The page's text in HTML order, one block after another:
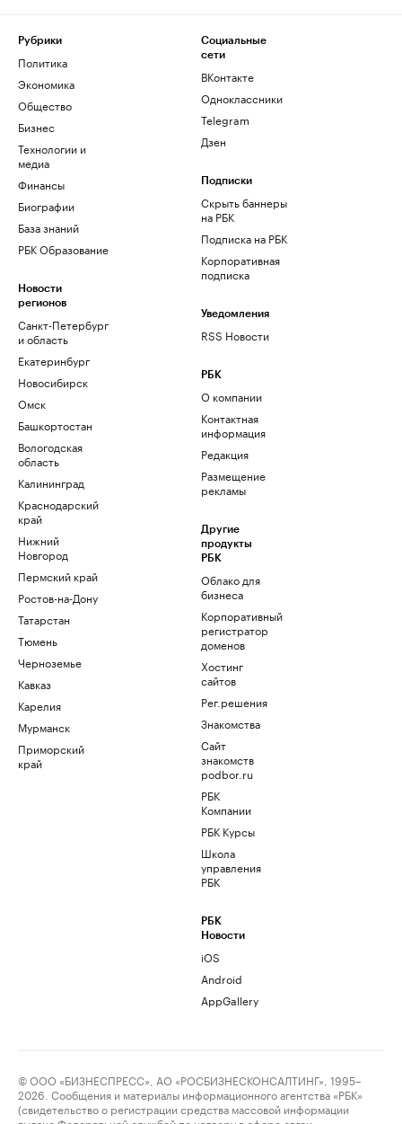
Рубрики
Политика
Экономика
Общество
Бизнес
Технологии и
медиа
Финансы
Биографии
База знаний
РБК Образование
Новости
регионов
Санкт-Петербург
и область
Екатеринбург
Новосибирск
Омск
Башкортостан
Вологодская
область
Калининград
Краснодарский
край
Нижний
Новгород
Пермский край
Ростов-на-Дону
Татарстан
Тюмень
Черноземье
Кавказ
Карелия
Мурманск
Приморский
край
Социальные
сети
ВКонтакте
Одноклассники
Telegram
Дзен
Подписки
Скрыть баннеры
на РБК
Подписка на РБК
Корпоративная
подписка
Уведомления
RSS Новости
РБК
О компании
Контактная
информация
Редакция
Размещение
рекламы
Другие
продукты
РБК
Облако для
бизнеса
Корпоративный
регистратор
доменов
Хостинг
сайтов
Рег.решения
Знакомства
Сайт
знакомств
podbor.ru
РБК
Компании
РБК Курсы
Школа
управления
РБК
РБК
Новости
iOS
Android
AppGallery
© ООО «БИЗНЕСПРЕСС», АО «РОСБИЗНЕСКОНСАЛТИНГ», 1995–
2026. Сообщения и материалы информационного агентства «РБК»
(свидетельство о регистрации средства массовой информации